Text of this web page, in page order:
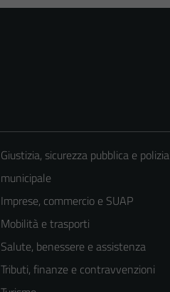
Giustizia, sicurezza pubblica e polizia
municipale
Imprese, commercio e SUAP
Mobilità e trasporti
Salute, benessere e assistenza
Tributi, finanze e contravvenzioni